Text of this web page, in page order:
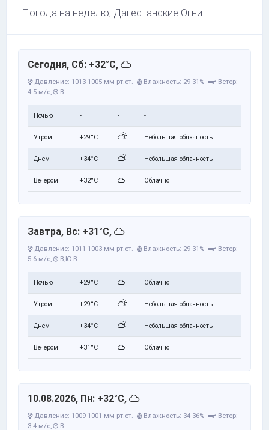
Погода на неделю, Дагестанские Огни.
Сегодня, Сб: +32°C,
Давление: 1013-1005 мм рт.ст. Влажность: 29-31%
Ветер:
4-5 м/с,
В
Ночью - - -
Утром +29°C Небольшая облачность
Днем +34°C Небольшая облачность
Вечером +32°C Облачно
Завтра, Вс: +31°C,
Давление: 1011-1003 мм рт.ст. Влажность: 29-31%
Ветер:
5-6 м/с,
В,Ю-В
Ночью +29°C Облачно
Утром +29°C Небольшая облачность
Днем +34°C Небольшая облачность
Вечером +31°C Облачно
10.08.2026, Пн: +32°C,
Давление: 1009-1001 мм рт.ст. Влажность: 34-36%
Ветер:
3-4 м/с,
В